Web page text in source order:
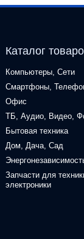
Каталог
Компьютеры, Сети
Смартфоны,
Офис
ТБ, Аудио, Видео,
Бытовая техника
Дом, Дача, Сад
Запчасти для
электроники